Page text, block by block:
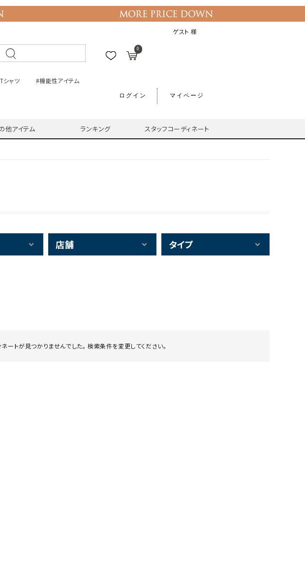
ゲスト 様
0
シャツ #機能性アイテム
ログイン マイページ
他アイテム ランキング スタッフコーディネート
店舗 タイプ
ートが見つかりませんでした。 検索条件を変更してください。